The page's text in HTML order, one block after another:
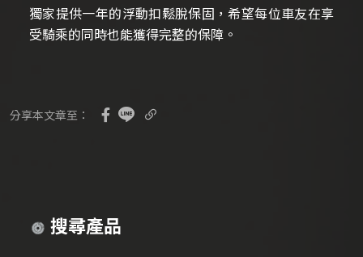
搜尋產品
獨家提供一年的浮動扣鬆脫保固，希望每位車友在享
受騎乘的同時也能獲得完整的保障。
分享本文章至：